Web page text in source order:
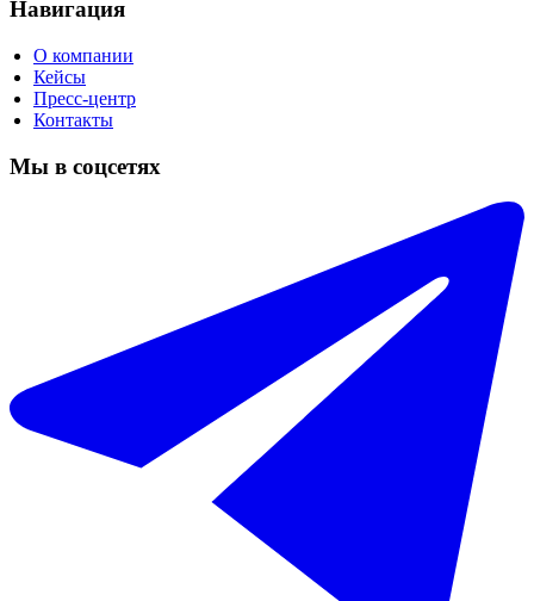
Навигация
О компании
Кейсы
Пресс-центр
Контакты
Мы в соцсетях